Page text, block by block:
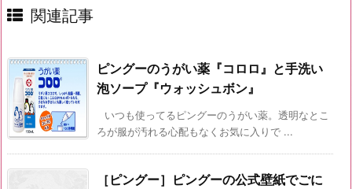
関連記事
ピングーのうがい薬『コロロ』と手洗い
泡ソープ『ウォッシュボン』
いつも使ってるピングーのうがい薬。透明なとこ
ろが服が汚れる心配もなくお気に入りで ...
［ピングー］ピングーの公式壁紙でごに